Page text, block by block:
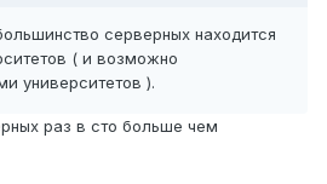
серверных находится
( и возможно
университетов ).
раз в сто больше чем